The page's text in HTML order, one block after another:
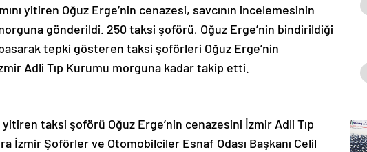
yitiren Oğuz Erge’nin cenazesi, savcının incelemesinin
gönderildi. 250 taksi şoförü, Oğuz Erge’nin bindirildiği
tepki gösteren taksi şoförleri Oğuz Erge’nin
Adli Tıp Kurumu morguna kadar takip etti.
yitiren taksi şoförü Oğuz Erge’nin cenazesini İzmir Adli Tıp
İzmir Şoförler ve Otomobilciler Esnaf Odası Başkanı Celil